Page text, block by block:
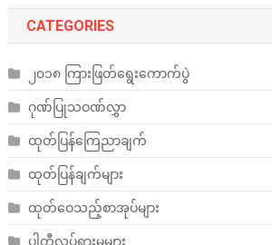
CATEGORIES
၂၀၁၈ ကြားဖြတ်ရွေးကောက်ပွဲ
ဂုဏ်ပြုသဝဏ်လွှာ
ထုတ်ပြန်ကြေညာချက်
ထုတ်ပြန်ချက်များ
ထုတ်ဝေသည့်စာအုပ်များ
ပါတီလှုပ်ရှားမှုများ